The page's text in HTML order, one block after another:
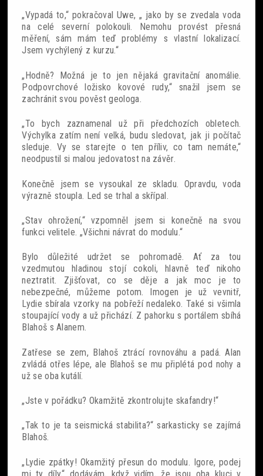
„Vypadá to,“ pokračoval Uwe, „ jako by se zvedala voda
na celé severní polokouli. Nemohu provést přesná
měření, sám mám teď problémy s vlastní lokalizací.
Jsem vychýlený z kurzu.“
„Hodně? Možná je to jen nějaká gravitační anomálie.
Podpovrchové ložisko kovové rudy,“ snažil jsem se
zachránit svou pověst geologa.
„To bych zaznamenal už při předchozích obletech.
Výchylka zatím není velká, budu sledovat, jak ji počítač
sleduje. Vy se starejte o ten příliv, co tam nemáte,“
neodpustil si malou jedovatost na závěr.
Konečně jsem se vysoukal ze skladu. Opravdu, voda
výrazně stoupla. Led se trhal a skřípal.
„Stav ohrožení,“ vzpomněl jsem si konečně na svou
funkci velitele. „Všichni návrat do modulu.“
Bylo důležité udržet se pohromadě. Ať za tou
vzedmutou hladinou stojí cokoli, hlavně teď nikoho
neztratit. Zjišťovat, co se děje a jak moc je to
nebezpečné, můžeme potom. Imogen je už vevnitř,
Lydie sbírala vzorky na pobřeží nedaleko. Také si všimla
stoupající vody a už přichází. Z pahorku s portálem sbíhá
Blahoš s Alanem.
Zatřese se zem, Blahoš ztrácí rovnováhu a padá. Alan
zvládá otřes lépe, ale Blahoš se mu připlétá pod nohy a
už se oba kutálí.
„Jste v pořádku? Okamžitě zkontrolujte skafandry!“
„Tak to je ta seismická stabilita?“ sarkasticky se zajímá
Blahoš.
„Lydie zpátky! Okamžitý přesun do modulu. Igore, podej